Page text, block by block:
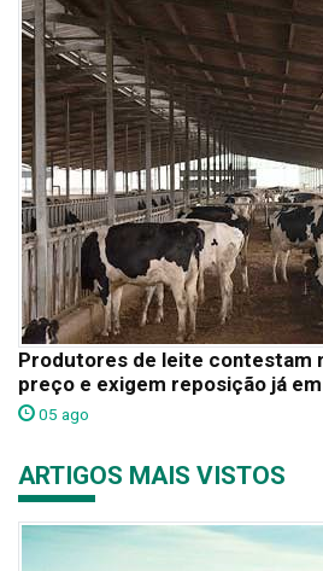
Produtores de leite contestam
preço e exigem reposição já
05 ago
ARTIGOS MAIS VISTOS